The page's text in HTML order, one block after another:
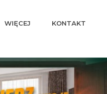
WIĘCEJ KONTAKT